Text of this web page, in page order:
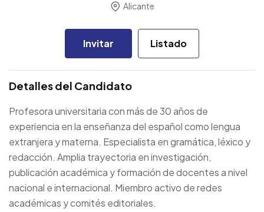
Alicante
Invitar Listado
Detalles del Candidato
Profesora universitaria con más de 30 años de
experiencia en la enseñanza del español como lengua
extranjera y materna. Especialista en gramática, léxico y
redacción. Amplia trayectoria en investigación,
publicación académica y formación de docentes a nivel
nacional e internacional. Miembro activo de redes
académicas y comités editoriales.